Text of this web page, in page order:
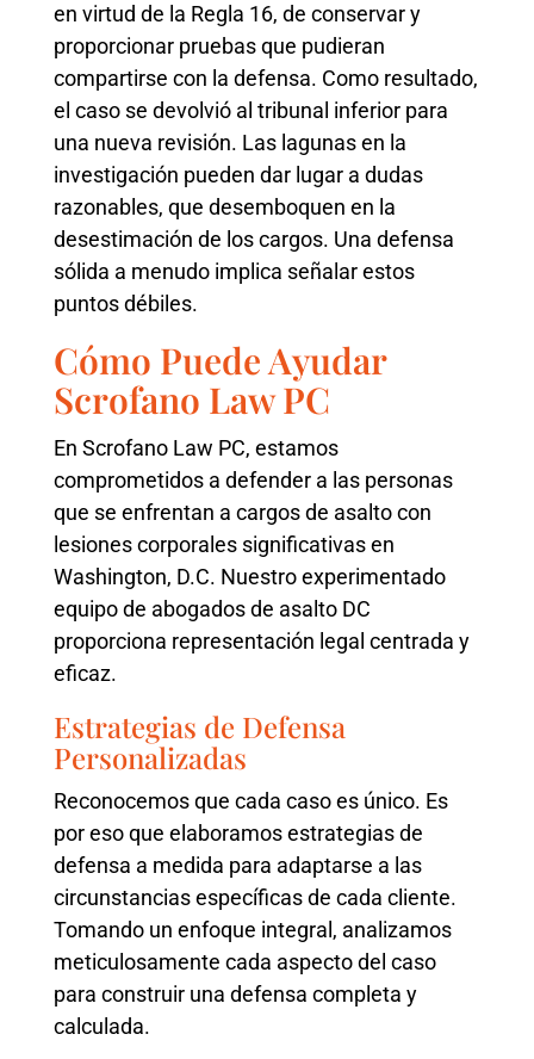
en virtud de la Regla 16, de conservar y
proporcionar pruebas que pudieran
compartirse con la defensa. Como resultado,
el caso se devolvió al tribunal inferior para
una nueva revisión. Las lagunas en la
investigación pueden dar lugar a dudas
razonables, que desemboquen en la
desestimación de los cargos. Una defensa
sólida a menudo implica señalar estos
puntos débiles.
Cómo Puede Ayudar
Scrofano Law PC
En Scrofano Law PC, estamos
comprometidos a defender a las personas
que se enfrentan a cargos de asalto con
lesiones corporales significativas en
Washington, D.C. Nuestro experimentado
equipo de abogados de asalto DC
proporciona representación legal centrada y
eficaz.
Estrategias de Defensa
Personalizadas
Reconocemos que cada caso es único. Es
por eso que elaboramos estrategias de
defensa a medida para adaptarse a las
circunstancias específicas de cada cliente.
Tomando un enfoque integral, analizamos
meticulosamente cada aspecto del caso
para construir una defensa completa y
calculada.